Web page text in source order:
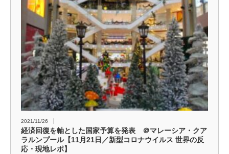
2021/11/26
経済回復を軸とした国家予算を発表 ＠マレーシア・クア
ラルンプール【11月21日／新型コロナウイルス 世界の反
応・現地レポ】